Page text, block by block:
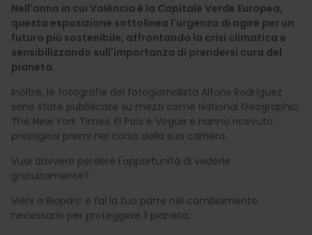
Nell'anno in cui València è la Capitale Verde Europea,
questa esposizione sottolinea l'urgenza di agire per un
futuro più sostenibile, affrontando la crisi climatica e
sensibilizzando sull'importanza di prendersi cura del
pianeta.
Inoltre, le fotografie del fotogiornalista Alfons Rodríguez
sono state pubblicate su mezzi come National Geographic,
The New York Times, El País e Vogue e hanno ricevuto
prestigiosi premi nel corso della sua carriera.
Vuoi davvero perdere l'opportunità di vederle
gratuitamente?
Vieni a Bioparc e fai la tua parte nel cambiamento
necessario per proteggere il pianeta.